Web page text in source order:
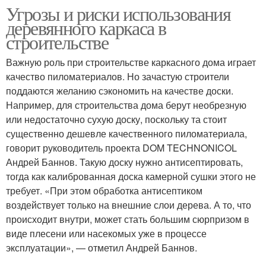
Угрозы и риски использования
деревянного каркаса в
строительстве
Важную роль при строительстве каркасного дома играет
качество пиломатериалов. Но зачастую строители
поддаются желанию сэкономить на качестве доски.
Например, для строительства дома берут необрезную
или недостаточно сухую доску, поскольку та стоит
существенно дешевле качественного пиломатериала,
говорит руководитель проекта DOM TECHNONICOL
Андрей Баннов. Такую доску нужно антисептировать,
тогда как калиброванная доска камерной сушки этого не
требует. «При этом обработка антисептиком
воздействует только на внешние слои дерева. А то, что
происходит внутри, может стать большим сюрпризом в
виде плесени или насекомых уже в процессе
эксплуатации», — отметил Андрей Баннов.